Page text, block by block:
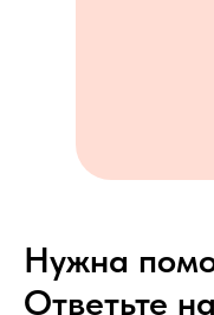
Нужна
Ответьте